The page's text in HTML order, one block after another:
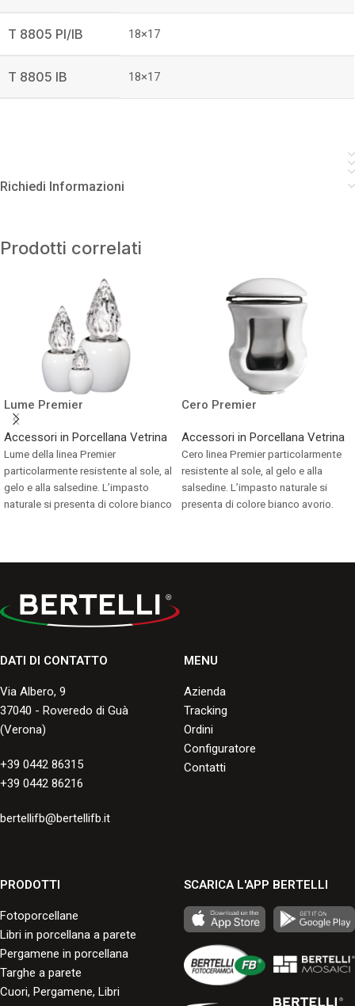
T 8805 PI/IB 18×17
T 8805 IB 18×17
Richiedi Informazioni
Prodotti correlati
Lume Premier
Accessori in Porcellana Vetrina
Lume della linea Premier
particolarmente resistente al sole, al
gelo e alla salsedine. L’impasto
naturale si presenta di colore bianco
Cero Premier
Accessori in Porcellana Vetrina
Cero linea Premier particolarmente
resistente al sole, al gelo e alla
salsedine. L’impasto naturale si
presenta di colore bianco avorio.
DATI DI CONTATTO
Via Albero, 9
37040 - Roveredo di Guà
(Verona)
+39 0442 86315
+39 0442 86216
bertellifb@bertellifb.it
MENU
Azienda
Tracking
Ordini
Configuratore
Contatti
PRODOTTI
Fotoporcellane
Libri in porcellana a parete
Pergamene in porcellana
Targhe a parete
Cuori, Pergamene, Libri
SCARICA L'APP BERTELLI